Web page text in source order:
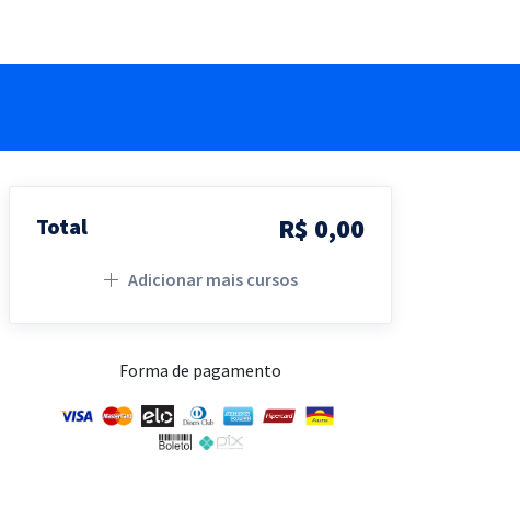
Total R$ 0,00
Adicionar mais cursos
Forma de pagamento